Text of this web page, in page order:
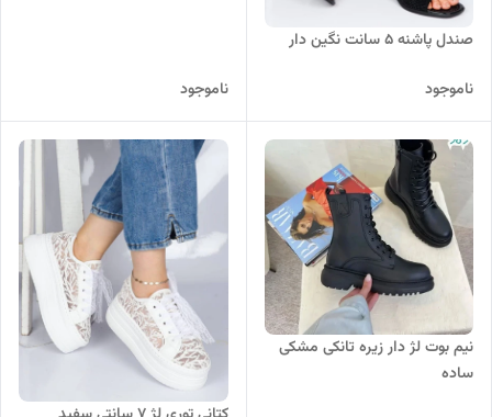
صندل پاشنه 5 سانت نگین دار
ناموجود ناموجود
نیم بوت لژ دار زیره تانکی مشکی
ساده